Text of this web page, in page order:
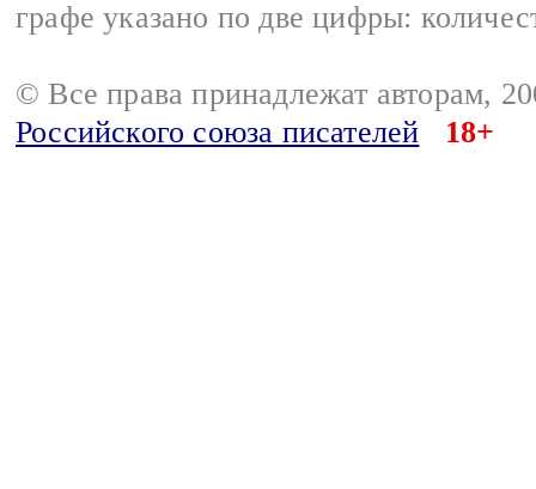
графе указано по две цифры:
© Все права принадлежат авторам,
Российского союза писателей
18+